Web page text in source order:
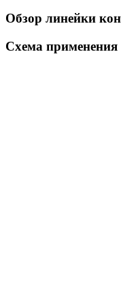
Обзор линейки
Схема применения